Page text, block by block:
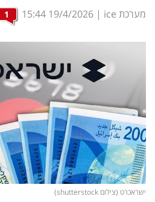
משפט
מדדים
ומחקרים
דעות
רכילות
עסקית
קריפטו
ויראלי
מערכת ice |
19/4/2026
15:44
1
ישראכרט (צילום shutterstock)